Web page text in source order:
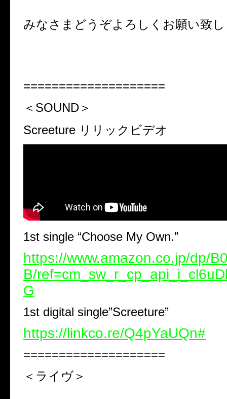
みなさまどうぞよろしくお願い致
====================
＜SOUND＞
Screeture リリックビデオ
1st single “Choose My Own.”
https://www.amazon.co.jp/dp/
B/
G
1st digital single”Screeture”
https://linkco.re/Q4pYaUQn#
====================
＜ライヴ＞